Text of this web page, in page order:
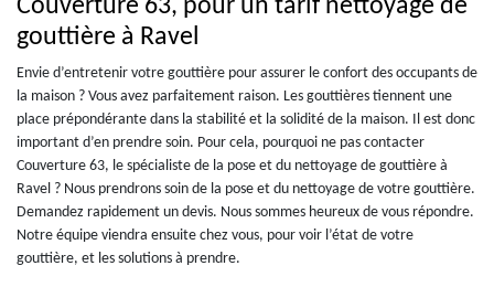
Couverture 63, pour un tarif nettoyage de
gouttière à Ravel
Envie d’entretenir votre gouttière pour assurer le confort des occupants de
la maison ? Vous avez parfaitement raison. Les gouttières tiennent une
place prépondérante dans la stabilité et la solidité de la maison. Il est donc
important d’en prendre soin. Pour cela, pourquoi ne pas contacter
Couverture 63, le spécialiste de la pose et du nettoyage de gouttière à
Ravel ? Nous prendrons soin de la pose et du nettoyage de votre gouttière.
Demandez rapidement un devis. Nous sommes heureux de vous répondre.
Notre équipe viendra ensuite chez vous, pour voir l’état de votre
gouttière, et les solutions à prendre.